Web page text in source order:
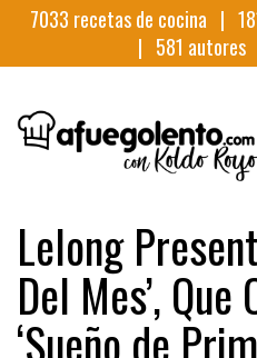
7033 recetas de cocina |
| 581
Lelong
Del Mes’,
‘Sueño de